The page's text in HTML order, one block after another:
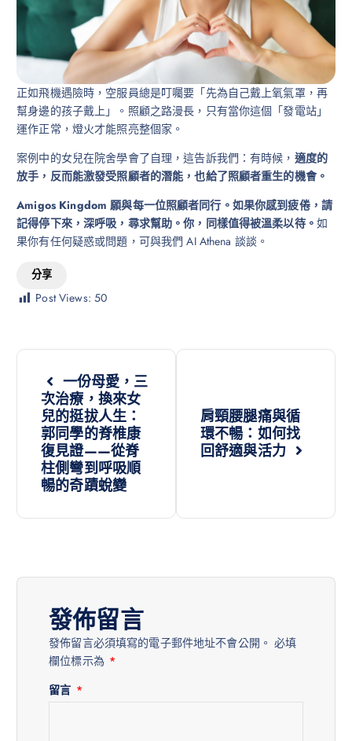
正如飛機遇險時，空服員總是叮囑要「先為自己戴上氧氣罩，再
幫身邊的孩子戴上」。照顧之路漫長，只有當你這個「發電站」
運作正常，燈火才能照亮整個家。
案例中的女兒在院舍學會了自理，這告訴我們：有時候， 適度的
放手，反而能激發受照顧者的潛能，也給了照顧者重生的機會。
Amigos Kingdom 願與每一位照顧者同行。如果你感到疲倦，請
記得停下來，深呼吸，尋求幫助。你，同樣值得被溫柔以待。 如
果你有任何疑惑或問題，可與我們 AI Athena 談談。
分享
Post Views: 50
一份母愛，三
次治療，換來女
兒的挺拔人生：
郭同學的脊椎康
復見證——從脊
柱側彎到呼吸順
暢的奇蹟蛻變
肩頸腰腿痛與循
環不暢：如何找
回舒適與活力
發佈留言
發佈留言必須填寫的電子郵件地址不會公開。 必填
欄位標示為 *
留言 *